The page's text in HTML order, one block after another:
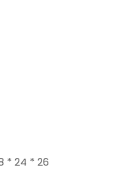
* 24 * 26